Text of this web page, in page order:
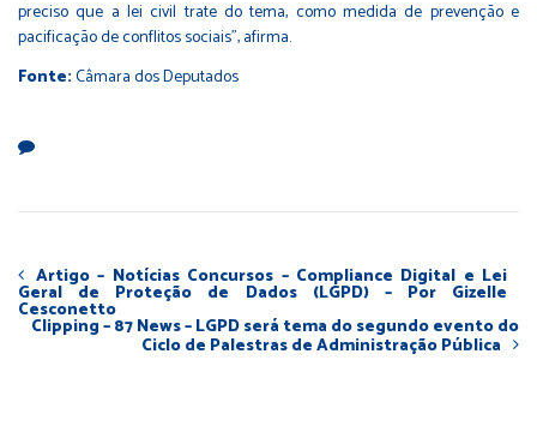
preciso que a lei civil trate do tema, como medida de prevenção e
pacificação de conflitos sociais”, afirma.
Fonte:Câmara dos Deputados
Artigo – Notícias Concursos – Compliance Digital e Lei
Geral de Proteção de Dados (LGPD) – Por Gizelle
Cesconetto
Clipping – 87 News – LGPD será tema do segundo evento do
Ciclo de Palestras de Administração Pública